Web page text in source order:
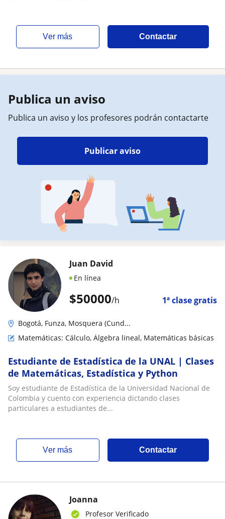
ver más Contactar
Publica un aviso
Publica un aviso y los profesores podrán contactarte
Publicar aviso
$50000/h 1ª clase gratis
Juan David
En línea
Bogotá, Funza, Mosquera (Cund...
Matemáticas: Cálculo, Álgebra lineal, Matemáticas básicas
Estudiante de Estadística de la UNAL | Clases
de Matemáticas, Estadística y Python
Soy estudiante de Estadística de la Universidad Nacional de
Colombia y cuento con experiencia dictando clases
particulares a estudiantes de...
ver más Contactar
Joanna
Profesor Verificado